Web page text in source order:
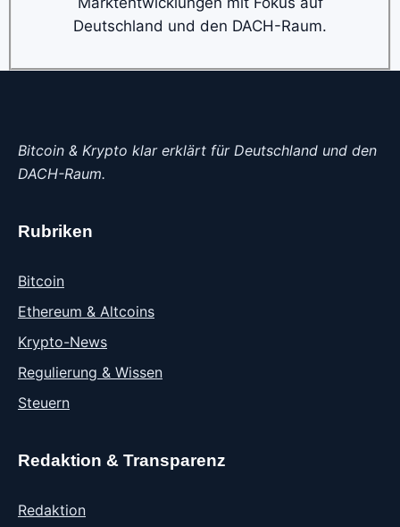
Deutschland und den DACH-Raum.
Bitcoin & Krypto klar erklärt für Deutschland und den
DACH-Raum.
Rubriken
Bitcoin
Ethereum & Altcoins
Krypto-News
Regulierung & Wissen
Steuern
Redaktion & Transparenz
Redaktion